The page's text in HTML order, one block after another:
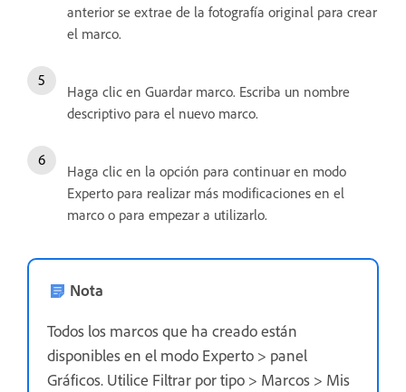
anterior se extrae de la fotografía original para crear
el marco.
Haga clic en Guardar marco. Escriba un nombre
descriptivo para el nuevo marco.
Haga clic en la opción para continuar en modo
Experto para realizar más modificaciones en el
marco o para empezar a utilizarlo.
Nota
Todos los marcos que ha creado están
disponibles en el modo Experto > panel
Gráficos. Utilice Filtrar por tipo > Marcos > Mis